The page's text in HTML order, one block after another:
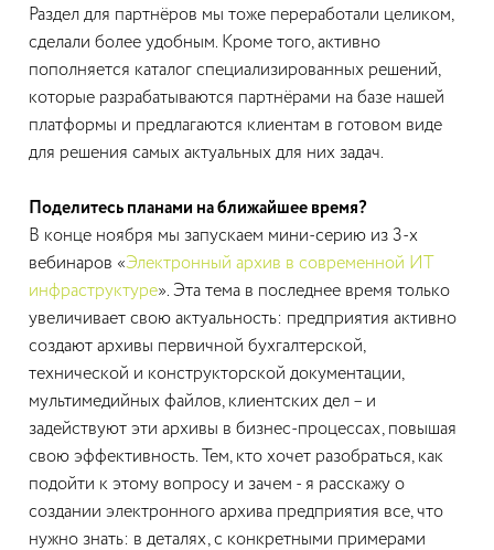
Раздел для партнёров мы тоже переработали целиком,
сделали более удобным. Кроме того, активно
пополняется каталог специализированных решений,
которые разрабатываются партнёрами на базе нашей
платформы и предлагаются клиентам в готовом виде
для решения самых актуальных для них задач.
Поделитесь планами на ближайшее время?
В конце ноября мы запускаем мини-серию из 3-х
вебинаров «Электронный архив в современной ИТ
инфраструктуре». Эта тема в последнее время только
увеличивает свою актуальность: предприятия активно
создают архивы первичной бухгалтерской,
технической и конструкторской документации,
мультимедийных файлов, клиентских дел – и
задействуют эти архивы в бизнес-процессах, повышая
свою эффективность. Тем, кто хочет разобраться, как
подойти к этому вопросу и зачем - я расскажу о
создании электронного архива предприятия все, что
нужно знать: в деталях, с конкретными примерами